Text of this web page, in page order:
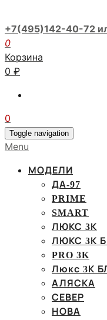
+7(495)142-40-72
0
Корзина
0 ₽
0
Toggle navigation
Menu
МОДЕЛИ
ДА-97
PRIME
SMART
ЛЮКС 3К
ЛЮКС 3К
PRO 3K
Люкс 3К
АЛЯСКА
СЕВЕР
НОВА